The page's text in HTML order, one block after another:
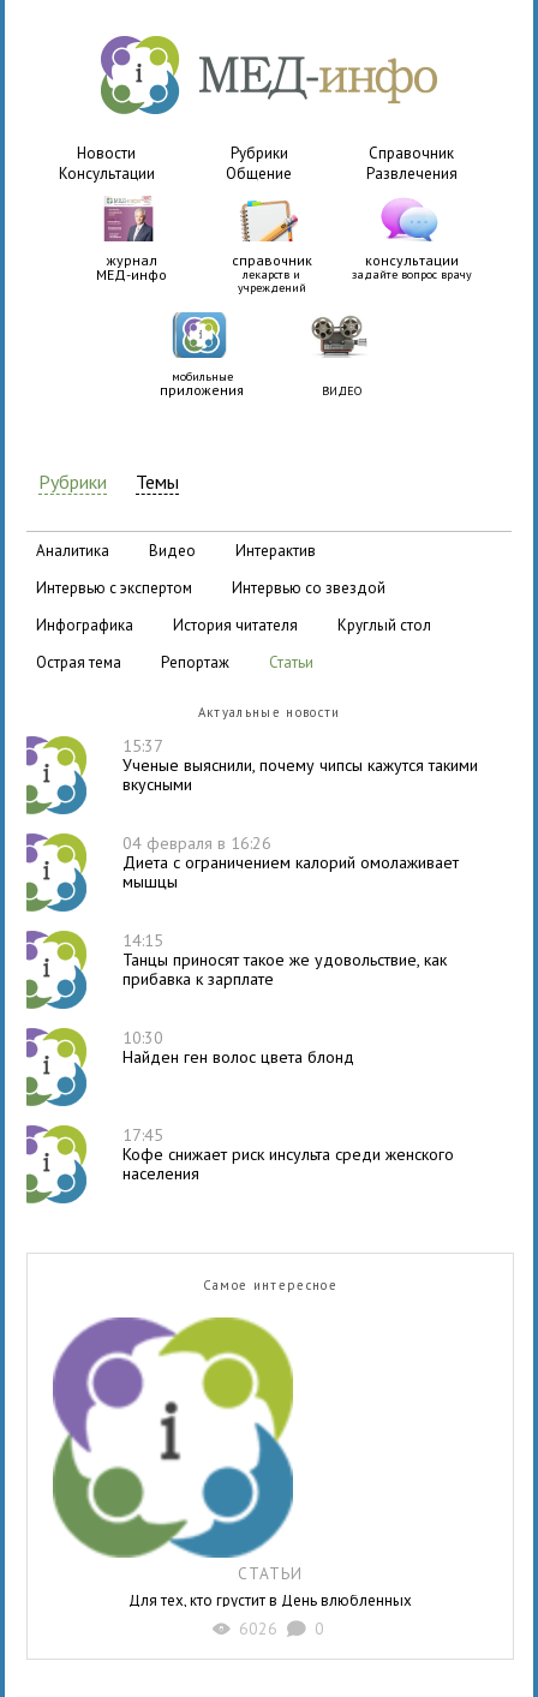
Новости Рубрики
Справочник
Консультации
Общение Развлечения
журнал
МЕД-инфо
справочник
лекарств и
учреждений
консультации
задайте вопрос врачу
мобильные
приложения ВИДЕО
Рубрики Темы
аналитика видео
интерактив
интервью с экспертом
интервью со звездой
инфографика
история читателя
круглый стол
острая тема
репортаж статьи
Актуальные новости
15:37
Ученые выяснили, почему чипсы кажутся такими
вкусными
04 февраля в 16:26
Диета с ограничением калорий омолаживает
мышцы
14:15
Танцы приносят такое же удовольствие, как
прибавка к зарплате
10:30
Найден ген волос цвета блонд
17:45
Кофе снижает риск инсульта среди женского
населения
Самое интересное
СТАТЬИ
Для тех, кто грустит в День влюбленных
X 6026 K 0